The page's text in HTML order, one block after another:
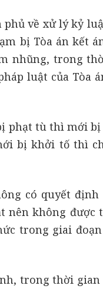
phủ về xử lý kỷ
bị Tòa án kết
nhũng, trong
luật của Tòa
phạt tù thì mới
bị khởi tố thì
có quyết định
nên không được
trong giai
trong thời